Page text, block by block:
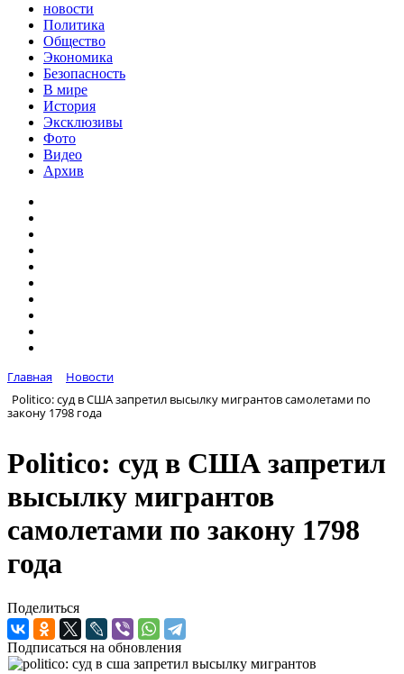
новости
Политика
Общество
Экономика
Безопасность
В мире
История
Эксклюзивы
Фото
Видео
Архив
Главная
Новости
Politico: суд в США запретил высылку мигрантов самолетами по
закону 1798 года
Politico: суд в США запретил
высылку мигрантов
самолетами по закону 1798
года
Поделиться
Подписаться на обновления